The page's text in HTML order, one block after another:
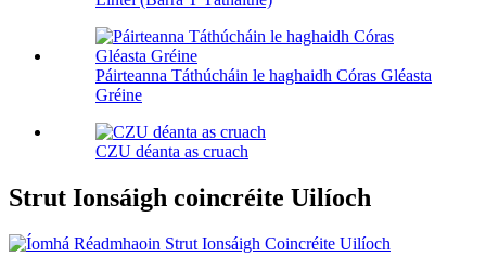
Páirteanna Táthúcháin le haghaidh Córas Gléasta
Gréine
CZU déanta as cruach
Strut Ionsáigh coincréite Uilíoch